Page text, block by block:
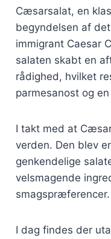
Cæsarsalat, en
begyndelsen af
immigrant Caesar
salaten skabt en
rådighed, hvilket
parmesanost og
I takt med at
verden. Den blev
genkendelige
velsmagende
smagspræferencer.
I dag findes der